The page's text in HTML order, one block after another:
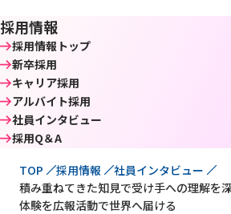
採用情報
採用情報トップ
新卒採用
キャリア採用
アルバイト採用
社員インタビュー
採用Q＆A
現在位置
TOP 採用情報
社員インタビュー
積み重ねてきた知見で受け手への理解を
体験を広報活動で世界へ届ける